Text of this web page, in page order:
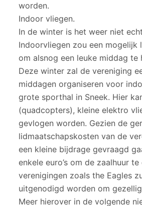
worden.
Indoor vliegen.
In de winter is het weer niet
Indoorvliegen zou een mogelijk
om alsnog een leuke middag te
Deze winter zal de vereniging
middagen organiseren voor
grote sporthal in Sneek. Hier
(quadcopters), kleine elektro
gevlogen worden. Gezien de
lidmaatschapskosten van de
een kleine bijdrage gevraagd
enkele euro’s om de zaalhuur
verenigingen zoals the Eagles
uitgenodigd worden om
Meer hierover in de volgende